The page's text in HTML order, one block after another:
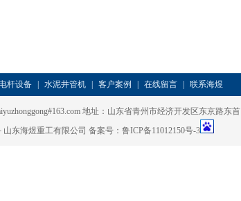
杆设备 水泥井管机 客户案例 在线留言 联系海煜
地址：山东省青州市经济开发区东京路东首
东海煜重工有限公司 备案号： 鲁ICP备11012150号-3